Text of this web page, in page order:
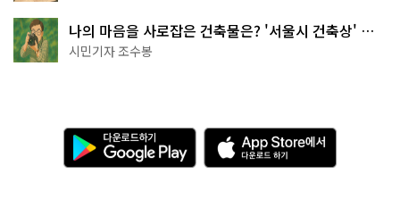
나의 마음을 사로잡은 건축물은? '서울시 건축상' 수
상작 공개!
시민기자 조수봉
다
운
로
A
p
p